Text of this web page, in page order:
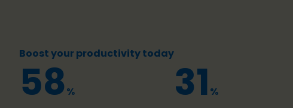
Boost your productivity today
58% 31 %